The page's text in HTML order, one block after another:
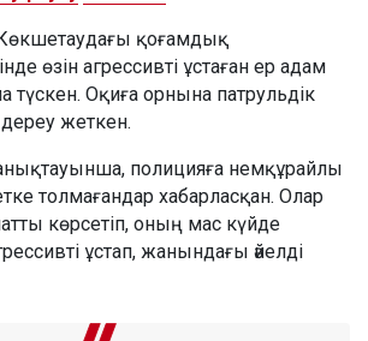
қоғамдық
өзін агрессивті ұстаған ер адам
түскен. Оқиға орнына патрульдік
жеткен.
полицияға немқұрайлы
толмағандар хабарласқан. Олар
көрсетіп, оның мас күйде
ұстап, жанындағы әйелді